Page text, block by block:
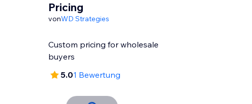
Pricing
vonWD Strategies
Custom pricing for wholesale
buyers
5.01 Bewertung